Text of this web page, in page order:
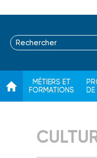
MÉTIERS ET
FORMATIONS